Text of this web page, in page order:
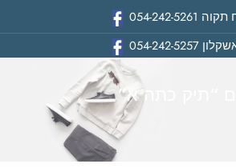
תקוה 054-242-5261
054-242-5257
“תיק כתה א”